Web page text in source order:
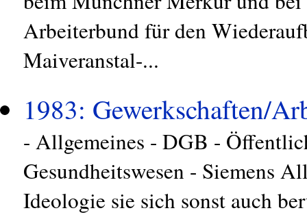
Arbeiterbund für den
Maiveranstal-...
1983: Gewerkschaften/
- Allgemeines - DGB -
Gesundheitswesen - Siemens
Ideologie sie sich sonst auch